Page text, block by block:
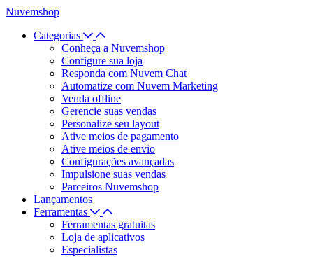
Nuvemshop
Categorias
Conheça a Nuvemshop
Configure sua loja
Responda com Nuvem Chat
Automatize com Nuvem Marketing
Venda offline
Gerencie suas vendas
Personalize seu layout
Ative meios de pagamento
Ative meios de envio
Configurações avançadas
Impulsione suas vendas
Parceiros Nuvemshop
Lançamentos
Ferramentas
Ferramentas gratuitas
Loja de aplicativos
Especialistas